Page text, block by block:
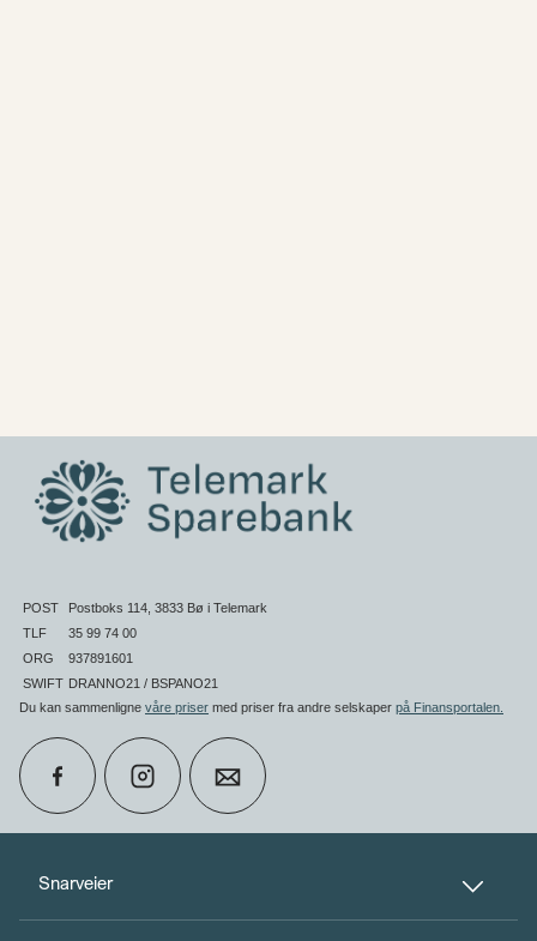
Snarveier
POST
Postboks 114, 3833 Bø i Telemark
TLF
35 99 74 00
ORG
937891601
SWIFT DRANNO21 / BSPANO21
Du kan sammenligne våre priser med priser fra andre selskaper på Finansportalen.